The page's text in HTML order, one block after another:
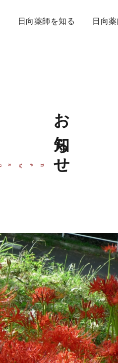
日向薬師を知る 日向
お知らせ
news
&